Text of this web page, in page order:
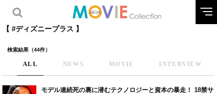
【 #ディズニープラス 】
検索結果（44件）
ALL NEWS MOVIE INTERVIEW
モデル連続死の裏に潜むテクノロジーと資本の暴走！ 18禁サ